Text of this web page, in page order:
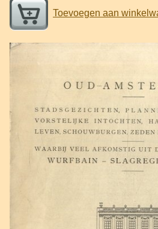
Toevoegen aan